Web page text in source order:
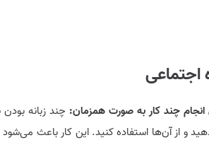
اجتماعی
انجام چند کار به صورت همزمان: چند زبانه
و از آن‌ها استفاده کنید. این کار باعث